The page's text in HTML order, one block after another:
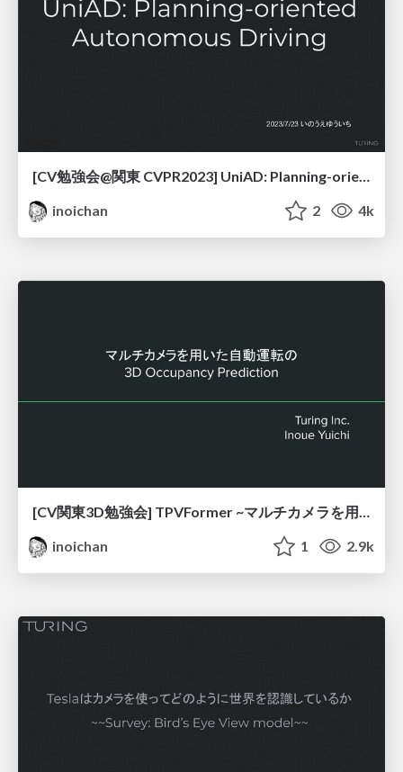
[CV勉強会@関東 CVPR2023] UniAD: Planning-oriented Autonomous Driving
inoichan
2 4k
[CV関東3D勉強会] TPVFormer ~マルチカメラを用いた自動運転の3D Occupancy Prediction~
inoichan
1 2.9k